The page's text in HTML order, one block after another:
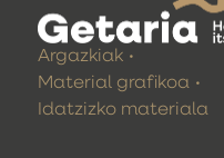
Argazkiak
Material grafikoa
Idatzizko materiala